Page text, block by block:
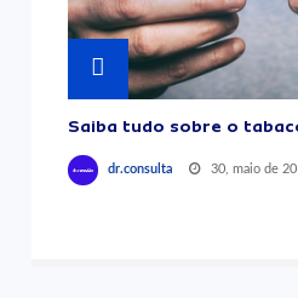
Saiba tudo sobre o
dr.consulta 30, maio de